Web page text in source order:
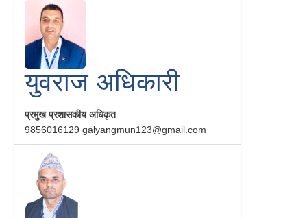
युवराज अधिकारी
प्रमुख प्रशासकीय अधिकृत
9856016129 galyangmun123@gmail.com